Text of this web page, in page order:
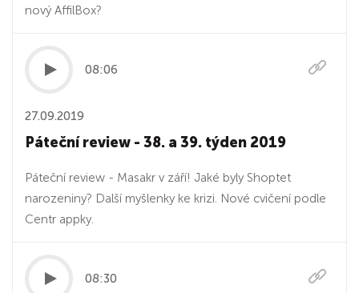
nový AffilBox?
08:06
27.09.2019
Páteční review - 38. a 39. týden 2019
Páteční review - Masakr v září! Jaké byly Shoptet
narozeniny? Další myšlenky ke krizi. Nové cvičení podle
Centr appky.
08:30